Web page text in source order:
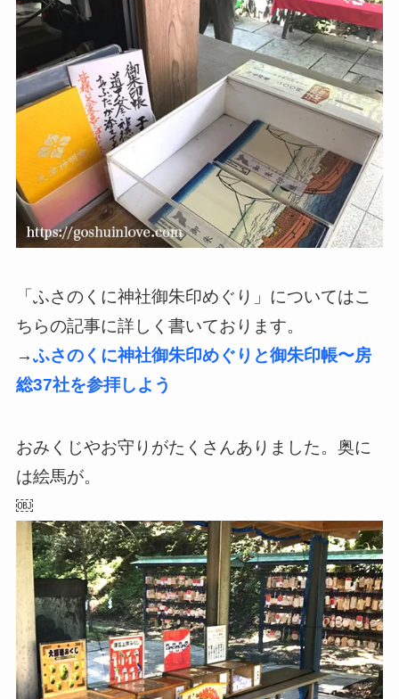
「ふさのくに神社御朱印めぐり」についてはこ
ちらの記事に詳しく書いております。
→ふさのくに神社御朱印めぐりと御朱印帳〜房
総37社を参拝しよう
おみくじやお守りがたくさんありました。奥に
は絵馬が。
￼